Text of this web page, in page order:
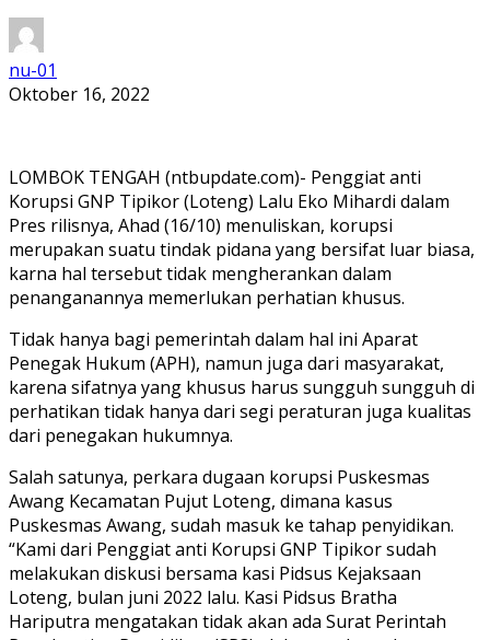
nu-01
Oktober 16, 2022
LOMBOK TENGAH (ntbupdate.com)- Penggiat anti
Korupsi GNP Tipikor (Loteng) Lalu Eko Mihardi dalam
Pres rilisnya, Ahad (16/10) menuliskan, korupsi
merupakan suatu tindak pidana yang bersifat luar biasa,
karna hal tersebut tidak mengherankan dalam
penanganannya memerlukan perhatian khusus.
Tidak hanya bagi pemerintah dalam hal ini Aparat
Penegak Hukum (APH), namun juga dari masyarakat,
karena sifatnya yang khusus harus sungguh sungguh di
perhatikan tidak hanya dari segi peraturan juga kualitas
dari penegakan hukumnya.
Salah satunya, perkara dugaan korupsi Puskesmas
Awang Kecamatan Pujut Loteng, dimana kasus
Puskesmas Awang, sudah masuk ke tahap penyidikan.
“Kami dari Penggiat anti Korupsi GNP Tipikor sudah
melakukan diskusi bersama kasi Pidsus Kejaksaan
Loteng, bulan juni 2022 lalu. Kasi Pidsus Bratha
Hariputra mengatakan tidak akan ada Surat Perintah